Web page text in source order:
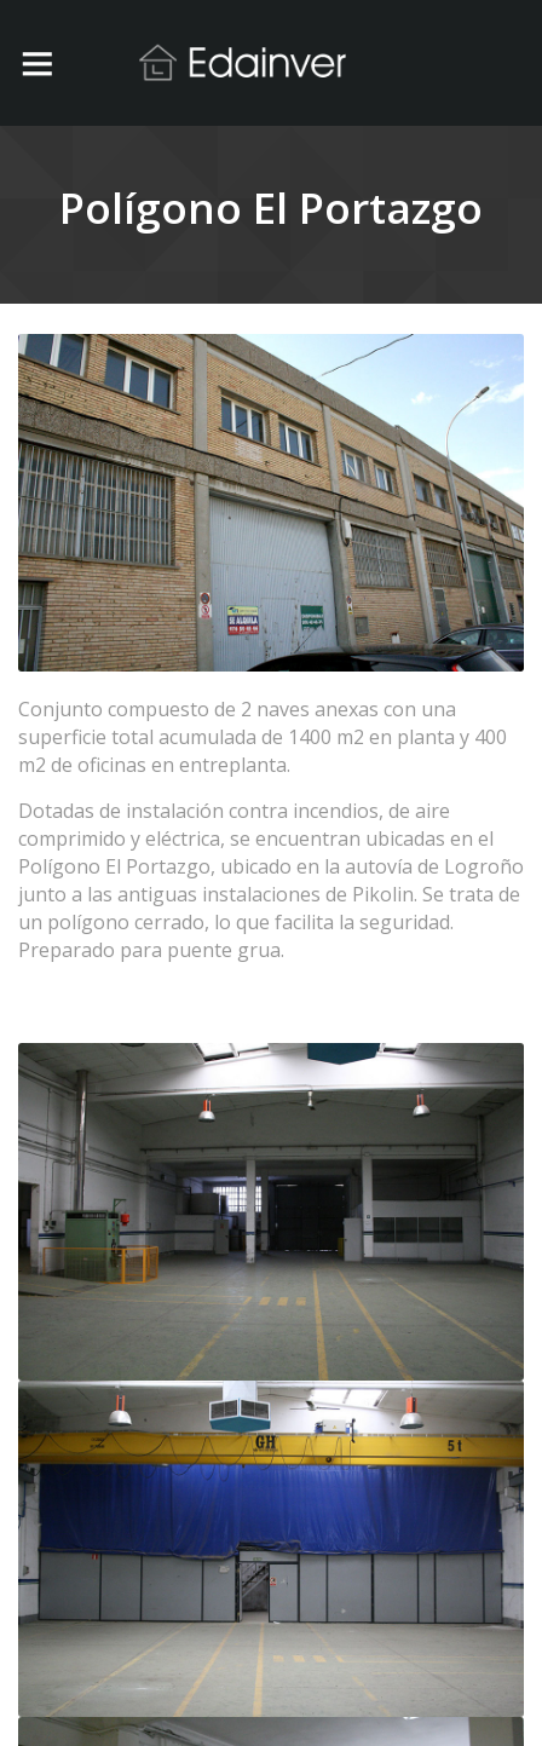
Polígono El Portazgo
Conjunto compuesto de 2 naves anexas con una
superficie total acumulada de 1400 m2 en planta y 400
m2 de oficinas en entreplanta.
Dotadas de instalación contra incendios, de aire
comprimido y eléctrica, se encuentran ubicadas en el
Polígono El Portazgo, ubicado en la autovía de Logroño
junto a las antiguas instalaciones de Pikolin. Se trata de
un polígono cerrado, lo que facilita la seguridad.
Preparado para puente grua.